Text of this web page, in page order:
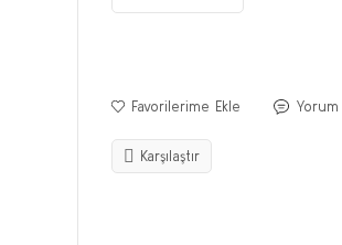
Yorum
Karşılaştır